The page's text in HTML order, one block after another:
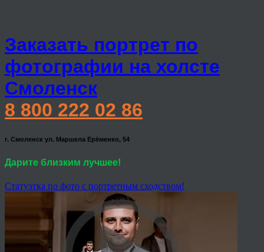
Заказать портрет по
фотографии на холсте
Смоленск
8 800 222 02 86
г. Смоленск ул. Маршела Ерёменко, 54
Дарите близким лучшее!
Статуэтка по фото с портретным сходством!